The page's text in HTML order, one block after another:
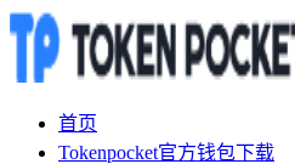
首页
Tokenpocket官方钱包下载